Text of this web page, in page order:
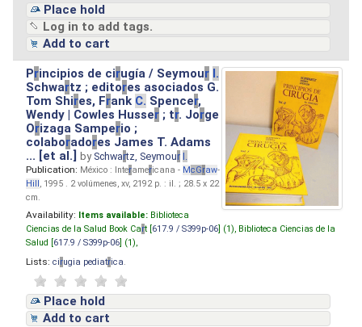
Place hold
Log in to add tags.
Add to cart
Principios de cirugía / Seymour I.
Schwartz ; editores asociados G.
Tom Shires, Frank C. Spencer,
Wendy | Cowles Husser ; tr. Jorge
Orizaga Samperio ;
colaboradores James T. Adams
... [et al.]by Schwartz, Seymour I.
Publication: México : Interamericana - McGraw-
Hill, 1995 . 2 volúmenes, xv, 2192 p. : il. ; 28.5 x 22
cm.
Availability: Items available: Biblioteca
Ciencias de la Salud Book Cart [ 617.9 / S399p-06 ] (1), Biblioteca Ciencias de la
Salud [ 617.9 / S399p-06 ] (1),
Lists: cirugia pediatrica
Place hold
Add to cart